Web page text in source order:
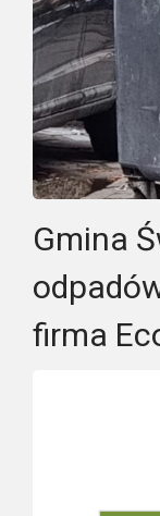
Gmina
firma